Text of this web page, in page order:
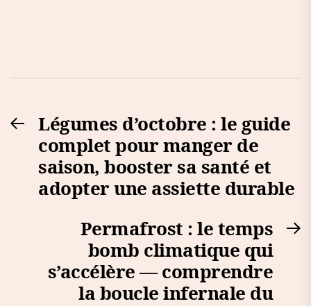
Navigation
de
l’article
PreviousLégumes d’octobre : le guide
complet pour manger de
saison, booster sa santé et
adopter une assiette durable
Permafrost : le temps
bomb climatique qui
s’accélère — comprendre
la boucle infernale du